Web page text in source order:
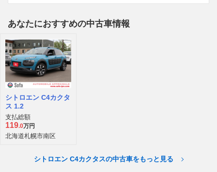
あなたにおすすめの中古車情報
シトロエン C4カクタ
ス 1.2
支払総額
119.0万円
北海道札幌市南区
シトロエン C4カクタスの中古車をもっと見る